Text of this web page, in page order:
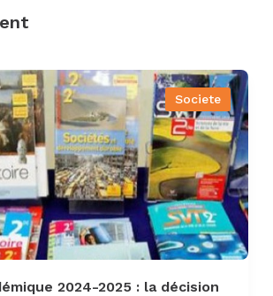
Societe
2024-2025 : la décision